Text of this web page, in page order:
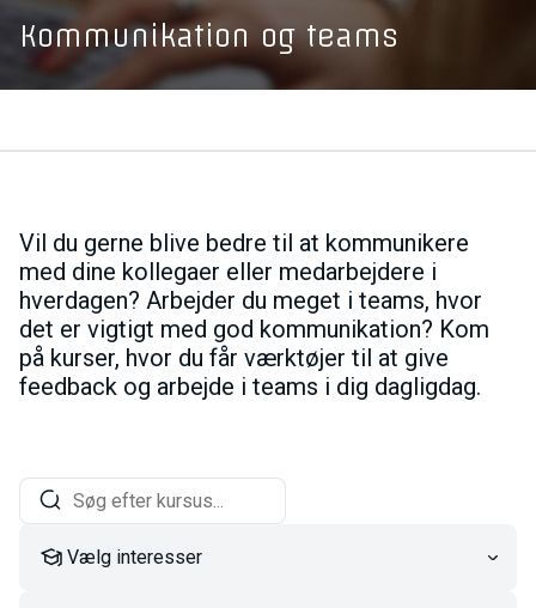
Kommunikation og teams
Vil du gerne blive bedre til at kommunikere
med dine kollegaer eller medarbejdere i
hverdagen? Arbejder du meget i teams, hvor
det er vigtigt med god kommunikation? Kom
på kurser, hvor du får værktøjer til at give
feedback og arbejde i teams i dig dagligdag.
Vælg interesser